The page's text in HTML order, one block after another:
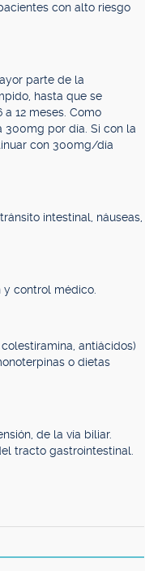
con alto riesgo
parte de la
hasta que se
12 meses. Como
300mg por día. Si con la
con 300mg/día
intestinal, náuseas,
y control médico.
antiácidos)
o dietas
de la vía biliar.
tracto gastrointestinal.